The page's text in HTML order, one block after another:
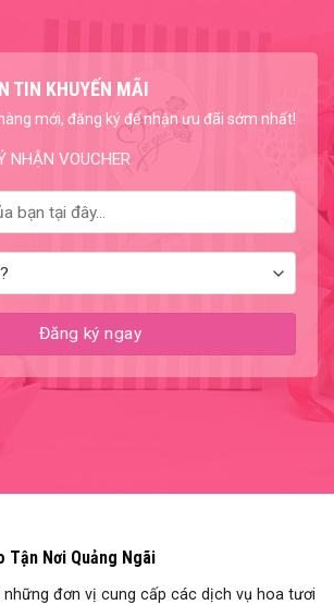
TIN KHUYẾN MÃI
mới, đăng ký để nhận ưu đãi sớm nhất!
NHẬN VOUCHER
Tận Nơi Quảng Ngãi
đơn vị cung cấp các dịch vụ hoa tươi